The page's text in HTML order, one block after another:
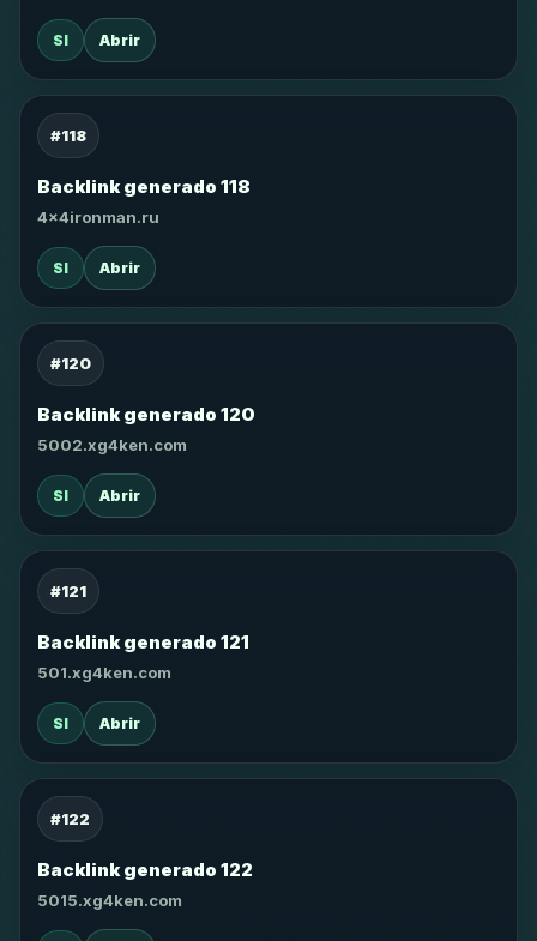
SI Abrir
#118
Backlink generado 118
4x4ironman.ru
SI Abrir
#120
Backlink generado 120
5002.xg4ken.com
SI Abrir
#121
Backlink generado 121
501.xg4ken.com
SI Abrir
#122
Backlink generado 122
5015.xg4ken.com